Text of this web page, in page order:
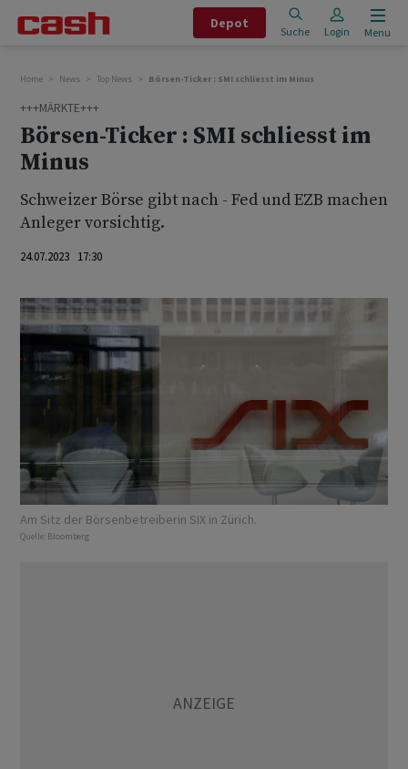
Depot
Suche Login Menu
Home News Top News Börsen-Ticker : SMI schliesst im Minus
+++MÄRKTE+++
Börsen-Ticker : SMI schliesst im
Minus
Schweizer Börse gibt nach - Fed und EZB machen
Anleger vorsichtig.
24.07.2023 17:30
Am Sitz der Börsenbetreiberin SIX in Zürich.
Quelle: Bloomberg